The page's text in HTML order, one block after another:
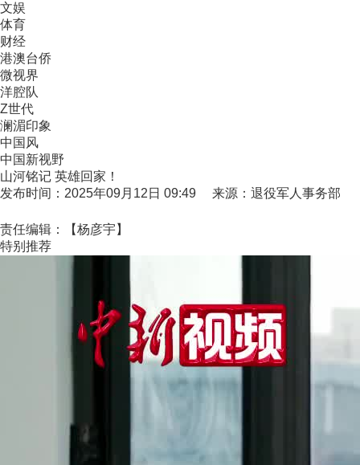
文娱
体育
财经
港澳台侨
微视界
洋腔队
Z世代
澜湄印象
中国风
中国新视野
山河铭记 英雄回家！
发布时间：2025年09月12日 09:49 来源：退役军人事务部
责任编辑：【杨彦宇】
特别推荐